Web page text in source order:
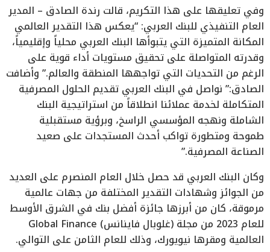
وفي تعليقها على هذا التكريم، قالت رندة الصادق – المدير
العام التنفيذي للبنك العربي: “يعكس هذا التقدير العالمي
المكانة المتميزة التي يتبوأها البنك العربي محلياً وإقليمياً،
وقدرته المتواصلة على تحقيق مستويات أداء قوية على
الرغم من التحديات التي تواجهها المنطقة والعالم.” وأضافت
الصادق:” نواصل في البنك العربي تقديم الحلول المصرفية
المتكاملة لخدمة عملائنا انطلاقاً من استراتيجية البنك
الشاملة ونهجه المؤسسي الراسخ، وبرؤية مستقبلية
طموحة ومتطورة تواكب أحدث المستجدات على صعيد
الصناعة المصرفية.”
وكان البنك العربي قد حصل خلال العام المنصرم على العديد
من الجوائز وشهادات التقدير المختلفة من جهات عالمية
مرموقة، كان من أبرزها جائزة أفضل بنك في الشرق الأوسط
للعام 2023 من مجلة (غلوبال فاينانس) Global Finance
العالمية ومقرها نيويورك، وذلك للعام الثامن على التوالي.